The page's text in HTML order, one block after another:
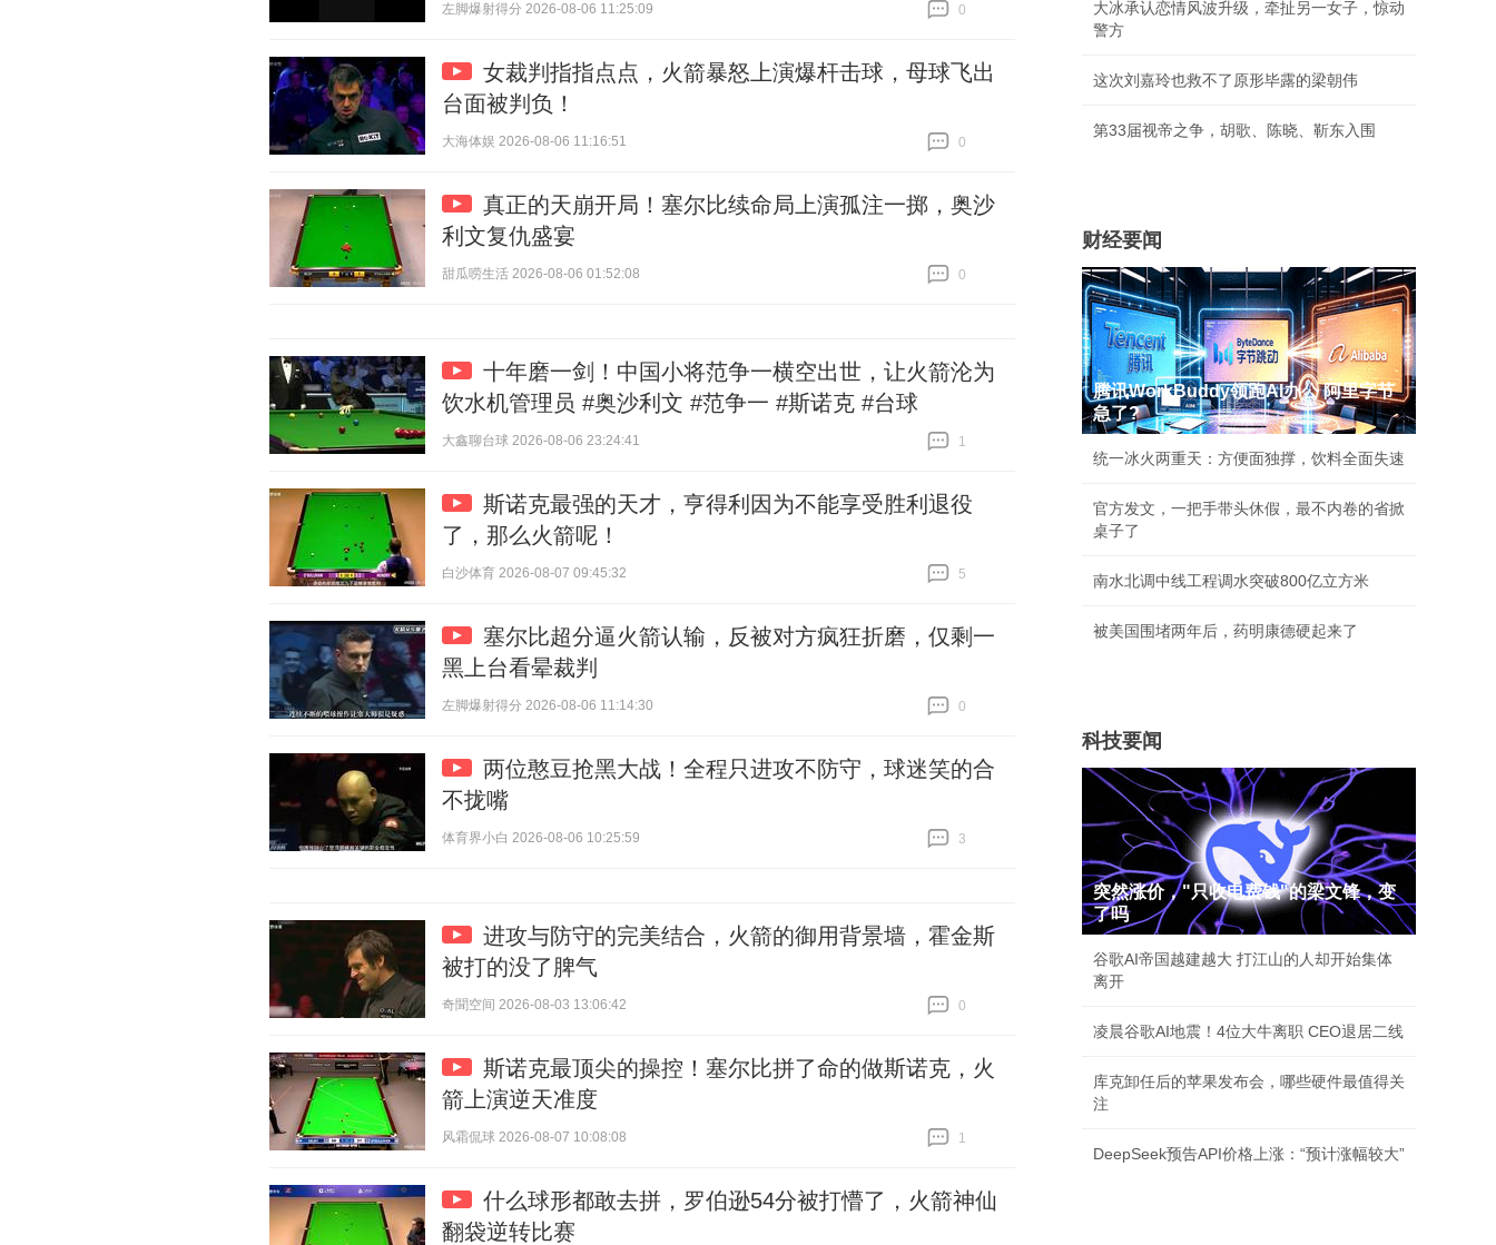
左脚爆射得分 2026-08-06 11:25:09
0
女裁判指指点点，火箭暴怒上演爆杆击球，母球飞出
台面被判负！
大海体娱 2026-08-06 11:16:51
0
真正的天崩开局！塞尔比续命局上演孤注一掷，奥沙
利文复仇盛宴
甜瓜唠生活 2026-08-06 01:52:08
0
十年磨一剑！中国小将范争一横空出世，让火箭沦为
饮水机管理员 #奥沙利文 #范争一 #斯诺克 #台球
大鑫聊台球 2026-08-06 23:24:41
1
斯诺克最强的天才，亨得利因为不能享受胜利退役
了，那么火箭呢！
白沙体育 2026-08-07 09:45:32
5
塞尔比超分逼火箭认输，反被对方疯狂折磨，仅剩一
黑上台看晕裁判
左脚爆射得分 2026-08-06 11:14:30
0
两位憨豆抢黑大战！全程只进攻不防守，球迷笑的合
不拢嘴
体育界小白 2026-08-06 10:25:59
3
进攻与防守的完美结合，火箭的御用背景墙，霍金斯
被打的没了脾气
奇聞空间 2026-08-03 13:06:42
0
斯诺克最顶尖的操控！塞尔比拼了命的做斯诺克，火
箭上演逆天准度
风霜侃球 2026-08-07 10:08:08
1
什么球形都敢去拼，罗伯逊54分被打懵了，火箭神仙
翻袋逆转比赛
大冰承认恋情风波升级，牵扯另一女子，惊动
警方
这次刘嘉玲也救不了原形毕露的梁朝伟
第33届视帝之争，胡歌、陈晓、靳东入围
财经要闻
腾讯WorkBuddy领跑AI办公 阿里字节
急了?
统一冰火两重天：方便面独撑，饮料全面失速
官方发文，一把手带头休假，最不内卷的省掀
桌子了
南水北调中线工程调水突破800亿立方米
被美国围堵两年后，药明康德硬起来了
科技要闻
突然涨价，"只收电费钱"的梁文锋，变
了吗
谷歌AI帝国越建越大 打江山的人却开始集体
离开
凌晨谷歌AI地震！4位大牛离职 CEO退居二线
库克卸任后的苹果发布会，哪些硬件最值得关
注
DeepSeek预告API价格上涨：“预计涨幅较大”